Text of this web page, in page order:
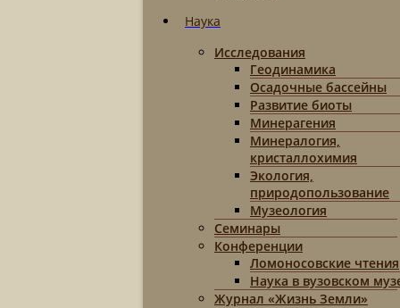
Наука
Исследования
Геодинамика
Осадочные бассейны
Развитие биоты
Минерагения
Минералогия,
кристаллохимия
Экология,
природопользование
Музеология
Семинары
Конференции
Ломоносовские чтения
Наука в вузовском
Журнал «Жизнь Земли»